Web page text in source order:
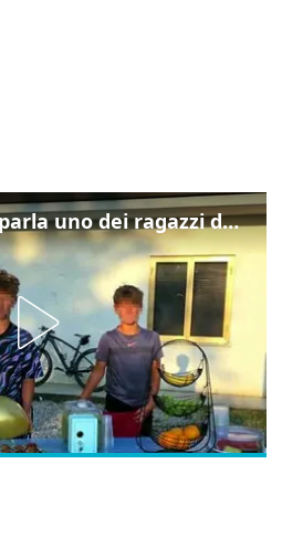
Caso Pradamano, parla uno dei ragazzi denunciati per la limonata: "Volevo anche aiutare i miei"